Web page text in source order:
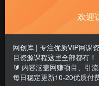
欢迎
网创库 | 专注优质VIP网课
目资源课程这里全部都有！
🔰 内容涵盖网赚项目、引
每日稳定更新10-20优质付